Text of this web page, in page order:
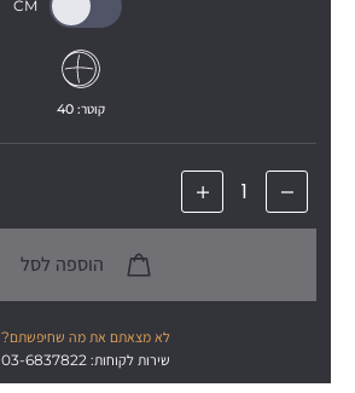
קוטר: 40
לא מצאתם את מה שחיפשתם?
שירות לקוחות: 03-6837822